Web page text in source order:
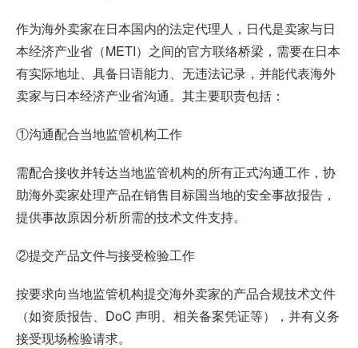
作为海外卖家在日本国内的法定代理人，日代是卖家与日
本经济产业省（METI）之间的官方联络桥梁，需要在日本
有实际地址、具备日语能力、无违法记录，并能代表海外
卖家与日本经济产业省沟通。其主要职责包括：
①沟通配合当地监管机构工作
需配合接收并转达当地监管机构的所有正式沟通工作，协
助海外卖家处理产品在销售目标国当地的安全事故报告，
提供事故原因分析所需的技术文件支持。
②提交产品文件与接受检验工作
按要求向当地监管机构提交海外卖家的产品合规技术文件
（如资质报告、DoC 声明、相关备案凭证等），并有义务
接受现场检验请求。